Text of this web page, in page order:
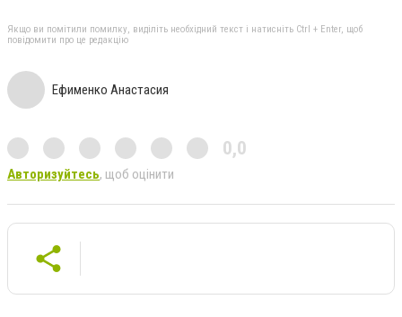
Якщо ви помітили помилку, виділіть необхідний текст і натисніть Ctrl + Enter, щоб
повідомити про це редакцію
Ефименко Анастасия
0,0
Авторизуйтесь, щоб оцінити